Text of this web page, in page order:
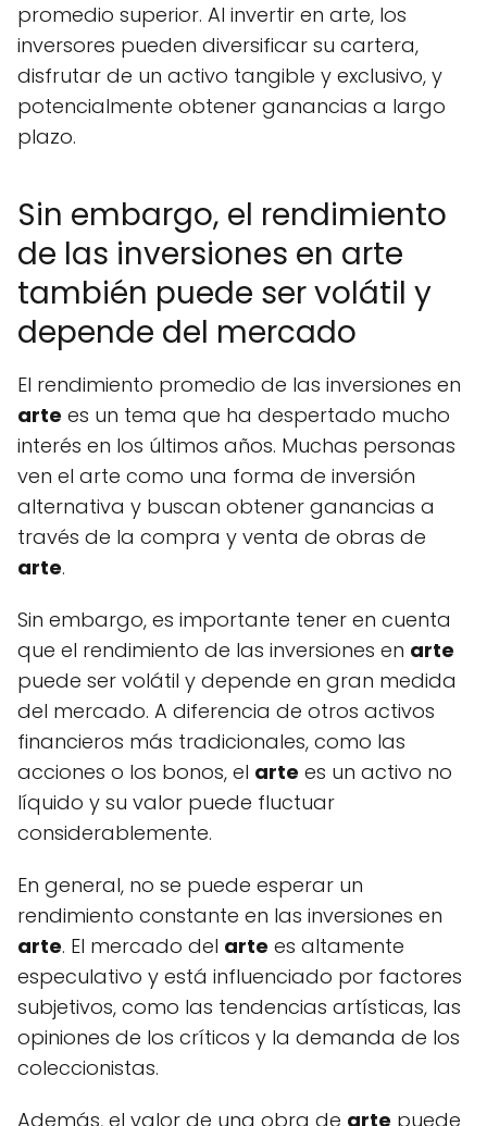
promedio superior. Al invertir en arte, los
inversores pueden diversificar su cartera,
disfrutar de un activo tangible y exclusivo, y
potencialmente obtener ganancias a largo
plazo.
Sin embargo, el rendimiento
de las inversiones en arte
también puede ser volátil y
depende del mercado
El rendimiento promedio de las inversiones en
arte es un tema que ha despertado mucho
interés en los últimos años. Muchas personas
ven el arte como una forma de inversión
alternativa y buscan obtener ganancias a
través de la compra y venta de obras de
arte.
Sin embargo, es importante tener en cuenta
que el rendimiento de las inversiones en arte
puede ser volátil y depende en gran medida
del mercado. A diferencia de otros activos
financieros más tradicionales, como las
acciones o los bonos, el arte es un activo no
líquido y su valor puede fluctuar
considerablemente.
En general, no se puede esperar un
rendimiento constante en las inversiones en
arte. El mercado del arte es altamente
especulativo y está influenciado por factores
subjetivos, como las tendencias artísticas, las
opiniones de los críticos y la demanda de los
coleccionistas.
Además, el valor de una obra de arte puede